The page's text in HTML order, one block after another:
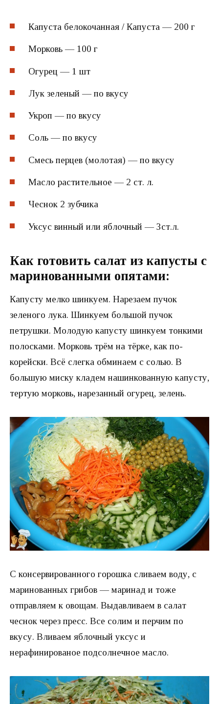
Капуста белокочанная / Капустa — 200 г
Морковь — 100 г
Огурец — 1 шт
Лук зеленый — по вкусу
Укроп — по вкусу
Соль — по вкусу
Смесь перцев (молотая) — по вкусу
Масло растительное — 2 ст. л.
Чеснок 2 зубчика
Уксус винный или яблочный — 3ст.л.
Как готовить салат из капусты с
маринованными опятами:
Капусту мелко шинкуем. Нарезаем пучок
зеленого лука. Шинкуем большой пучок
петрушки. Молодую капусту шинкуем тонкими
полосками. Морковь трём на тёрке, как по-
корейски. Всё слегка обминаем с солью. В
большую миску кладем нашинкованную капусту,
тертую морковь, нарезанный огурец, зелень.
С консервированного горошка сливаем воду, с
маринованных грибов — маринад и тоже
отправляем к овощам. Выдавливаем в салат
чеснок через пресс. Все солим и перчим по
вкусу. Вливаем яблочный уксус и
нерафинированое подсолнечное масло.